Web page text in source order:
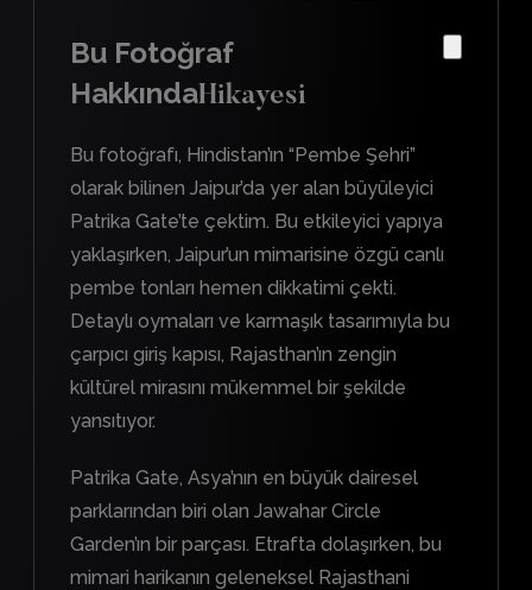
Bu Fotoğraf
HakkındaHikayesi
Bu fotoğrafı, Hindistan’ın “Pembe Şehri”
olarak bilinen Jaipur’da yer alan büyüleyici
Patrika Gate’te çektim. Bu etkileyici yapıya
yaklaşırken, Jaipur’un mimarisine özgü canlı
pembe tonları hemen dikkatimi çekti.
Detaylı oymaları ve karmaşık tasarımıyla bu
çarpıcı giriş kapısı, Rajasthan’ın zengin
kültürel mirasını mükemmel bir şekilde
yansıtıyor.
Patrika Gate, Asya’nın en büyük dairesel
parklarından biri olan Jawahar Circle
Garden’ın bir parçası. Etrafta dolaşırken, bu
mimari harikanın geleneksel Rajasthani